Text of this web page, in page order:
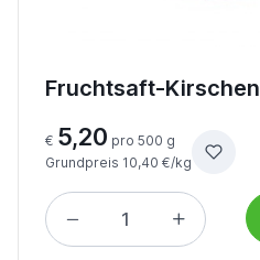
Fruchtsaft-Kirschen
€ 5,20 pro 500 g
Grundpreis 10,40 €/kg